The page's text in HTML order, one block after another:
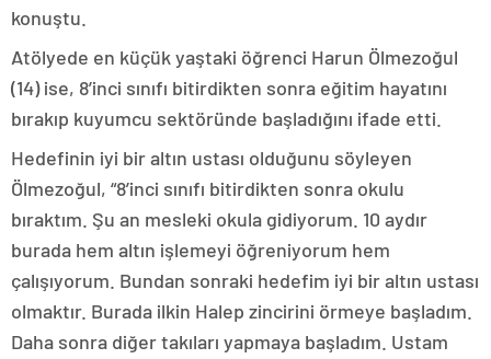
konuştu.
Atölyede en küçük yaştaki öğrenci Harun Ölmezoğul
(14) ise, 8’inci sınıfı bitirdikten sonra eğitim hayatını
bırakıp kuyumcu sektöründe başladığını ifade etti.
Hedefinin iyi bir altın ustası olduğunu söyleyen
Ölmezoğul, “8’inci sınıfı bitirdikten sonra okulu
bıraktım. Şu an mesleki okula gidiyorum. 10 aydır
burada hem altın işlemeyi öğreniyorum hem
çalışıyorum. Bundan sonraki hedefim iyi bir altın ustası
olmaktır. Burada ilkin Halep zincirini örmeye başladım.
Daha sonra diğer takıları yapmaya başladım. Ustam